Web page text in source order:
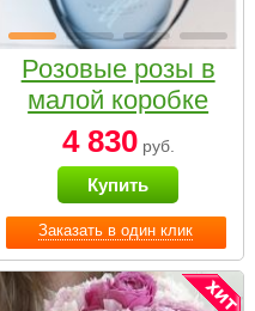
Заказать в один клик
Розовые розы в
малой коробке
4 830руб.
Купить